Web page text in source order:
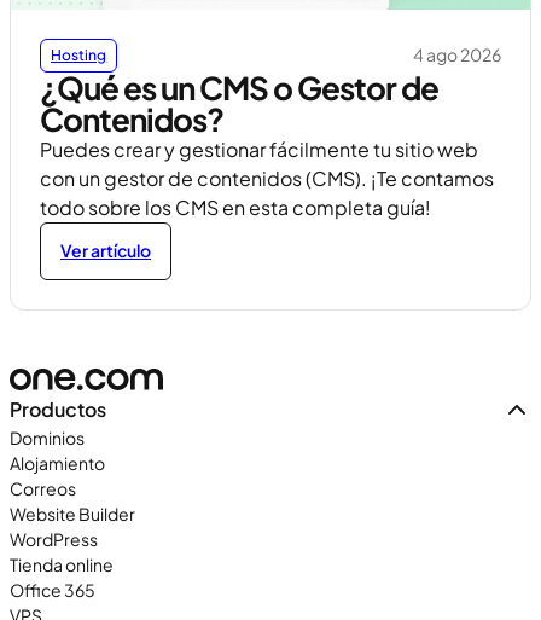
Hosting 4 ago 2026
¿Qué es un CMS o Gestor de
Contenidos?
Puedes crear y gestionar fácilmente tu sitio web
con un gestor de contenidos (CMS). ¡Te contamos
todo sobre los CMS en esta completa guía!
Ver artículo
Productos
Dominios
Alojamiento
Correos
Website Builder
WordPress
Tienda online
Office 365
VPS